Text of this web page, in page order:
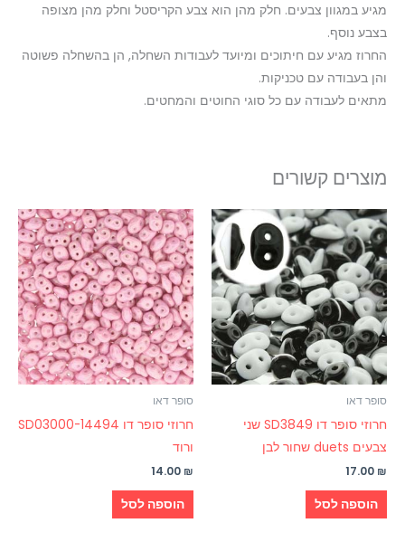
מגיע במגוון צבעים. חלק מהן הוא צבע הקריסטל וחלק מהן מצופה
בצבע נוסף.
החרוז מגיע עם חיתוכים ומיועד לעבודות השחלה, הן בהשחלה פשוטה
והן בעבודה עם טכניקות.
מתאים לעבודה עם כל סוגי החוטים והמחטים.
מוצרים קשורים
סופר דאו
חרוזי סופר דו SD3849 שני
צבעים duets שחור לבן
17.00 ₪
הוספה לסל
סופר דאו
חרוזי סופר דו SD03000-14494
ורוד
14.00 ₪
הוספה לסל